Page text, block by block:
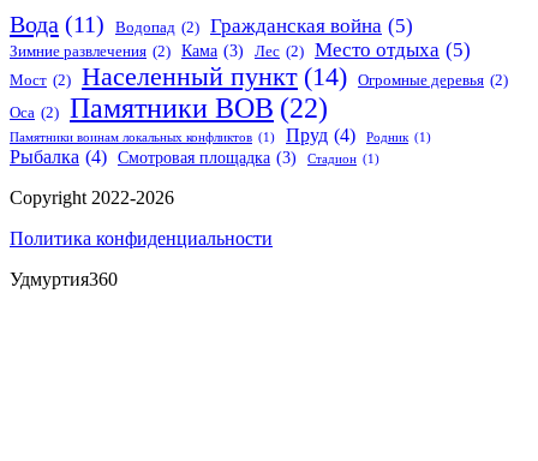
Вода (11) Водопад (2) Гражданская война (5)
Зимние развлечения (2) Кама (3) Лес (2) Место отдыха (5)
Мост (2) Населенный пункт (14) Огромные деревья (2)
Оса (2) Памятники ВОВ (22)
Памятники воинам локальных конфликтов (1) Пруд (4) Родник (1)
Рыбалка (4) Смотровая площадка (3) Стадион (1)
Copyright 2022-2026
Политика конфиденциальности
Удмуртия360